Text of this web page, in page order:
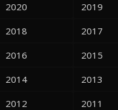
2020
2019
2018
2017
2016
2015
2014
2013
2012
2011